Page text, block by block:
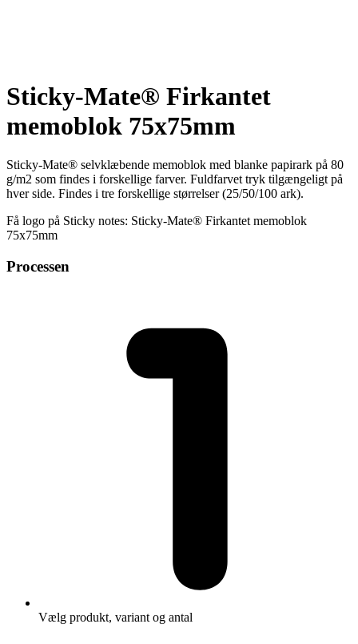
Sticky-Mate® Firkantet
memoblok 75x75mm
Sticky-Mate® selvklæbende memoblok med blanke papirark på 80
g/m2 som findes i forskellige farver. Fuldfarvet tryk tilgængeligt på
hver side. Findes i tre forskellige størrelser (25/50/100 ark).
Få logo på Sticky notes: Sticky-Mate® Firkantet memoblok
75x75mm
Processen
Vælg produkt, variant og antal